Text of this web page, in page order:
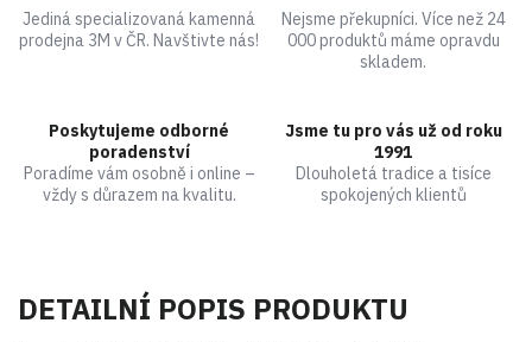
Jediná specializovaná kamenná
prodejna 3M v ČR. Navštivte nás!
Nejsme překupníci. Více než 24
000 produktů máme opravdu
skladem.
Poskytujeme odborné
poradenství
Poradíme vám osobně i online –
vždy s důrazem na kvalitu.
Jsme tu pro vás už od roku
1991
Dlouholetá tradice a tisíce
spokojených klientů
DETAILNÍ POPIS PRODUKTU